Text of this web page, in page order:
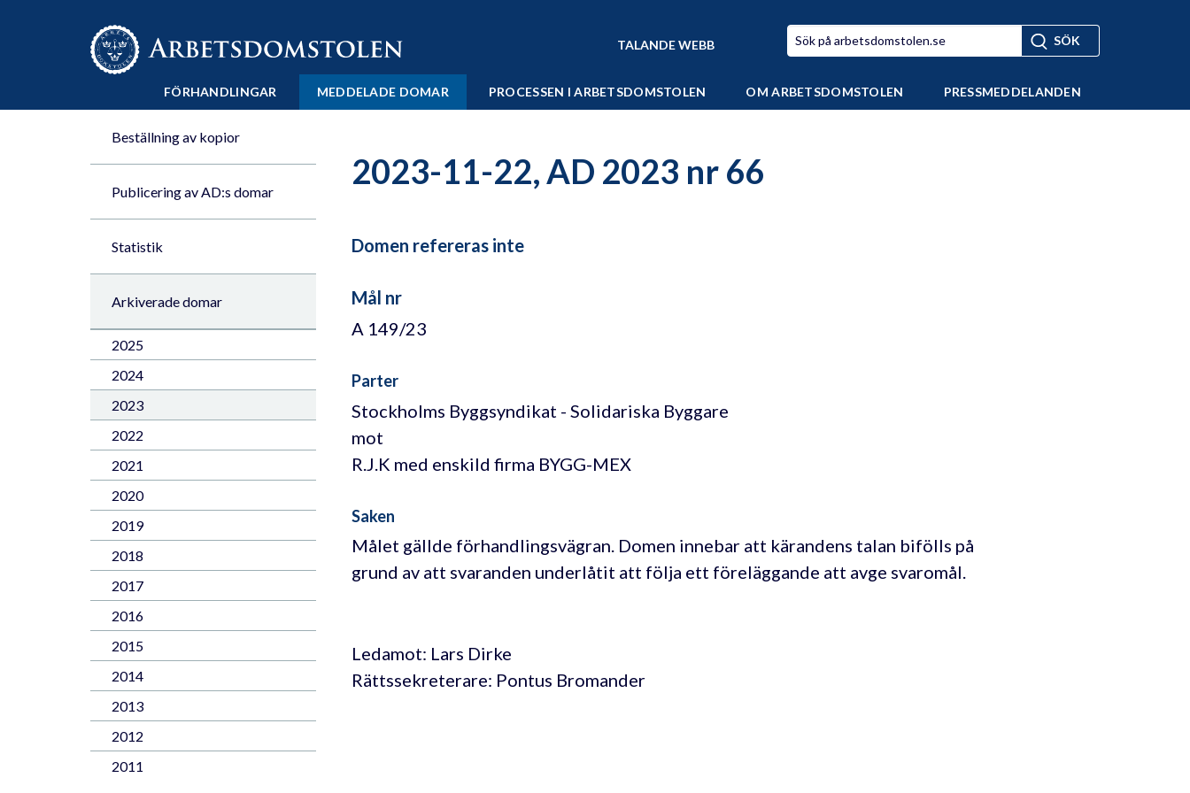
Till innehåll på sidan x
TALANDE WEBB
FÖRHANDLINGAR MEDDELADE DOMAR PROCESSEN I ARBETSDOMSTOLEN OM ARBETSDOMSTOLEN PRESSMEDDELANDEN
Beställning av kopior
Publicering av AD:s domar
Statistik
Arkiverade domar
2025
2024
2023
2022
2021
2020
2019
2018
2017
2016
2015
2014
2013
2012
2011
2023-11-22, AD 2023 nr 66
Domen refereras inte
Mål nr
A 149/23
Parter
Stockholms Byggsyndikat - Solidariska Byggare
mot
R.J.K med enskild firma BYGG-MEX
Saken
Målet gällde förhandlingsvägran. Domen innebar att kärandens talan bifölls på
grund av att svaranden underlåtit att följa ett föreläggande att avge svaromål.
Ledamot: Lars Dirke
Rättssekreterare: Pontus Bromander